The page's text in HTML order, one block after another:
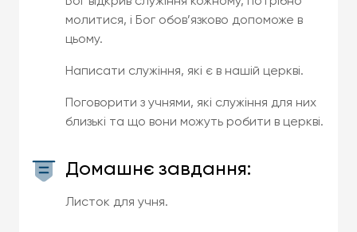
молитися, і Бог обов’язково допоможе в
цьому.
Написати служіння, які є в нашій церкві.
Поговорити з учнями, які служіння для них
близькі та що вони можуть робити в церкві.
Домашнє завдання:
Листок для учня.